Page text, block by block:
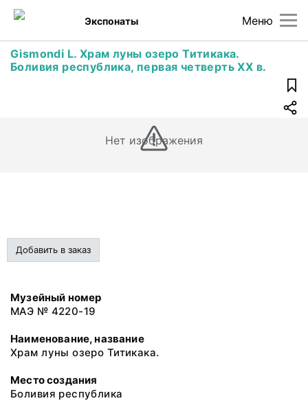
Меню
Экспонаты
Gismondi L. Храм луны озеро Титикака.
Боливия республика, первая четверть ХХ в.
Нет изображения
Добавить в заказ
Музейный номер
МАЭ № 4220-19
Наименование, название
Храм луны озеро Титикака.
Место создания
Боливия республика